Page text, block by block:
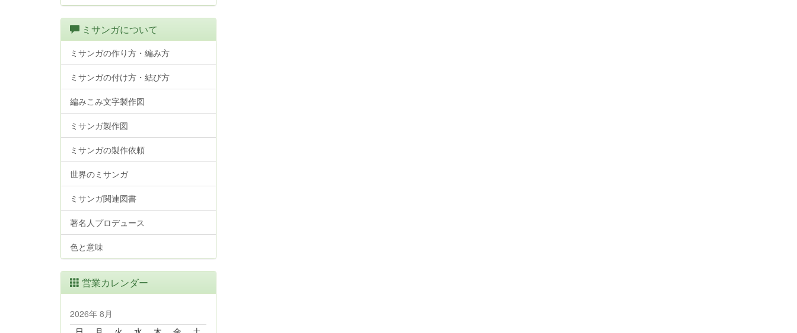
ミサンガについて
ミサンガの作り方・編み方
ミサンガの付け方・結び方
編みこみ文字製作図
ミサンガ製作図
ミサンガの製作依頼
世界のミサンガ
ミサンガ関連図書
著名人プロデュース
色と意味
営業カレンダー
2026年 8月